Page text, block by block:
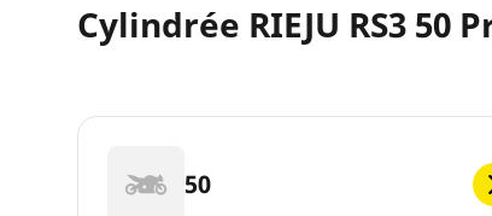
Cylindrée RIEJU RS3 50
50